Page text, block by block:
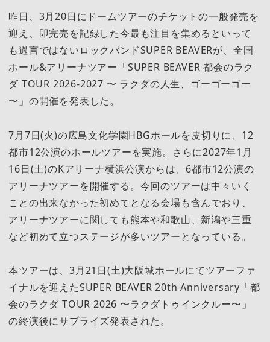
昨日、3月20日にドームツアーのチケットの一般発売を
迎え、即完売を記録した今最も注目を集めるといって
も過言ではないロックバンドSUPER BEAVERが、全国
ホール&アリーナツアー「SUPER BEAVER 都会のラク
ダ TOUR 2026-2027 〜 ラクダの人生、ゴーゴーゴー
〜」の開催を発表した。
7月7日(火)の広島文化学園HBGホールを皮切りに、12
都市12公演のホールツアーを実施。さらに2027年1月
16日(土)のKアリーナ横浜公演からは、6都市12公演の
アリーナツアーを開催する。今回のツアーは中々いく
ことの出来なかった初めてとなる会場も含んでおり、
アリーナツアーに関しても熊本や和歌山、新潟や三重
など初めて立つステージが多いツアーとなっている。
本ツアーは、3月21日(土)大阪城ホールにてツアーファ
イナルを迎えたSUPER BEAVER 20th Anniversary「都
会のラクダ TOUR 2026 〜ラクダトゥインクルー〜」
の終演後にサプライズ発表された。